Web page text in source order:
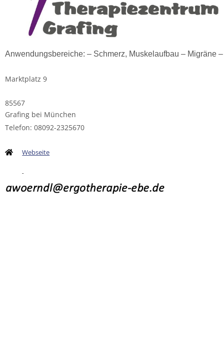
Anwendungsbereiche: – Schmerz, Muskelaufbau – Migräne
Marktplatz 9
85567
Grafing bei München
Telefon: 08092-2325670
Webseite